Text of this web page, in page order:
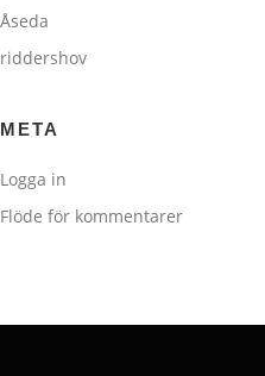
Åseda
riddershov
META
Logga in
Flöde för kommentarer